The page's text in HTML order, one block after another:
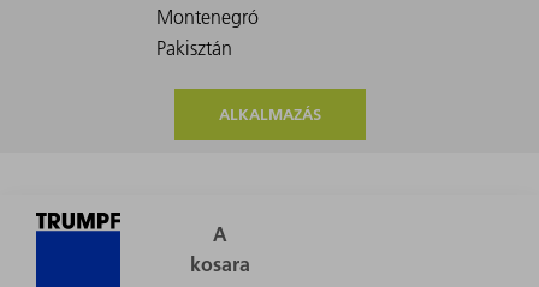
ALKALMAZÁS